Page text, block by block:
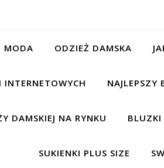
MODA ODZIEŻ DAMSKA
DAMSKIEJ NA RYNKU BLUZKI
SUKIENKI PLUS SIZE